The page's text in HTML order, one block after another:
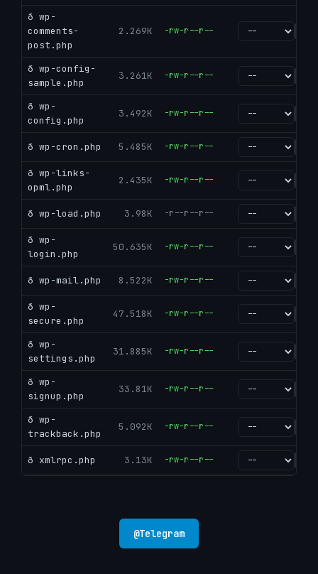
ð wp-
comments-
post.php
2.269K -rw-r--r--
ð wp-config-
sample.php
3.261K -rw-r--r--
ð wp-
config.php
3.492K -rw-r--r--
ð wp-cron.php 5.485K -rw-r--r--
ð wp-links-
opml.php
2.435K -rw-r--r--
ð wp-load.php 3.98K -r--r--r--
ð wp-
login.php
50.635K -rw-r--r--
ð wp-mail.php 8.522K -rw-r--r--
ð wp-
secure.php
47.518K -rw-r--r--
ð wp-
settings.php
31.885K -rw-r--r--
ð wp-
signup.php
33.81K -rw-r--r--
ð wp-
trackback.php
5.092K -rw-r--r--
ð xmlrpc.php 3.13K -rw-r--r--
@Telegram